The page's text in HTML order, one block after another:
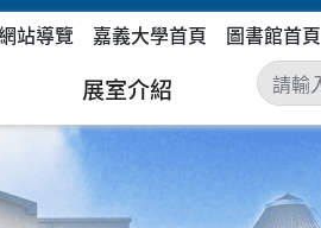
站導覽 嘉義大學首頁 圖書館首頁
展室介紹